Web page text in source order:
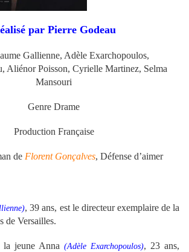
par Pierre Godeau
Gallienne, Adèle Exarchopoulos,
Aliénor Poisson, Cyrielle Martinez, Selma
Mansouri
Genre Drame
Production Française
de Florent Gonçalves, Défense d’aimer
, 39 ans, est le directeur exemplaire de la
de Versailles.
la jeune Anna (Adèle Exarchopoulos), 23 ans,